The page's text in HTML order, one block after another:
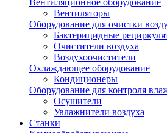
Вентиляционное оборудование
Вентиляторы
Оборудование для очистки
Бактерицидные
Очистители воздуха
Воздухоочистители
Охлаждающее оборудование
Кондиционеры
Оборудование для контроля
Осушители
Увлажнители воздуха
Станки